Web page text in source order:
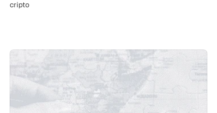
cripto